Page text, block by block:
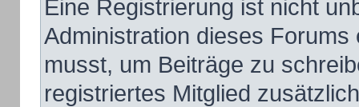
Eine Registrierung ist nicht
Administration dieses
musst, um Beiträge zu
registriertes Mitglied